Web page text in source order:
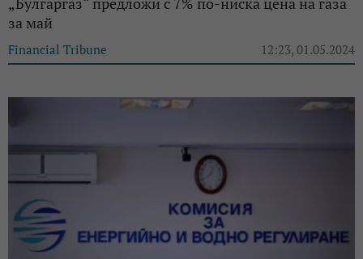
за май
Financial Tribune 12:23, 01.05.2024